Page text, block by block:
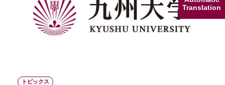
Translation
トピックス